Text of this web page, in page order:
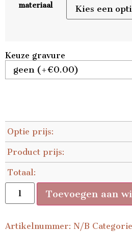
materiaal
Keuze gravure
Optie prijs:
Product prijs:
Totaal:
Toevoegen aan
Artikelnummer: N/B